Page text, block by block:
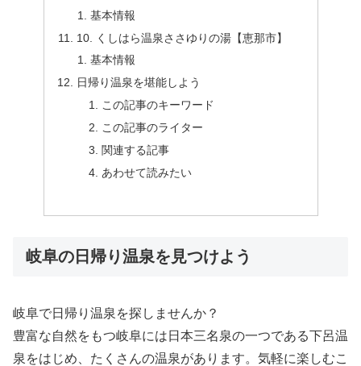
基本情報
10. くしはら温泉ささゆりの湯【恵那市】
基本情報
日帰り温泉を堪能しよう
この記事のキーワード
この記事のライター
関連する記事
あわせて読みたい
岐阜の日帰り温泉を見つけよう
岐阜で日帰り温泉を探しませんか？
豊富な自然をもつ岐阜には日本三名泉の一つである下呂温
泉をはじめ、たくさんの温泉があります。気軽に楽しむこ